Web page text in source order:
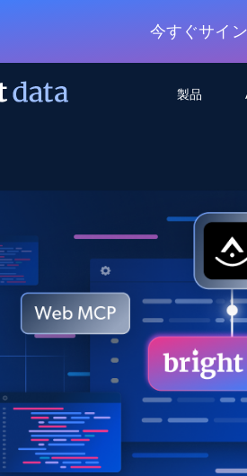
今すぐサイ
製品
1つのAPIでブロックとCAPTCHA
Always live web discovery for
SERP API
オンデマンドですばやく容易に
ンをスクレイピング
ビング
ダックダック
ヤンデックス
Scraping Browser
組み込みのブロック解除とホス
よるスクレイピングブラウザの
より多くのデータで、より少な
ーニング
ビデオフィード – VLA対応済
ヒューマノイドロボットのポリ
めの継続的かつターゲットを絞
画を取得
データパッケージ
あらゆる業界向けのLLM対応デ
$1/1k
クロールAPI
から始
$1/1k
SERP API
FREE TIER
から
$1/1k
Scraping Browser
から
$5/
プロキシサービス
住宅用プロキシ
から
ブラウザ拡張機能
ネットワークステータス